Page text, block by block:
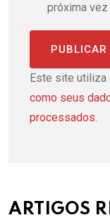
próxima vez
Este site utiliza
como seus
processados.
ARTIGOS